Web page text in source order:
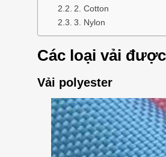
2. Cotton
3. Nylon
Các loại vải
Vải polyester